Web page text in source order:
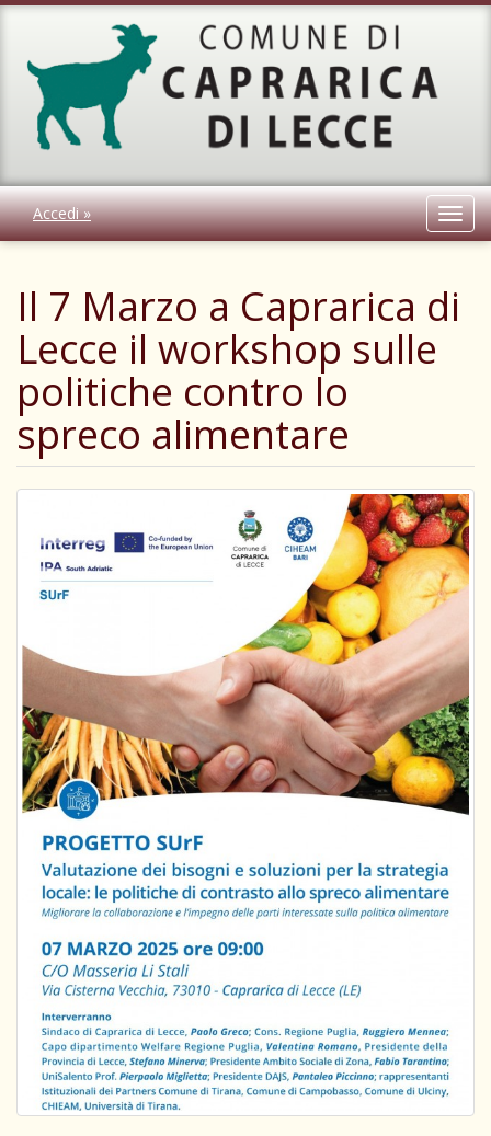
Accedi »
Il 7 Marzo a Caprarica di
Lecce il workshop sulle
politiche contro lo
spreco alimentare